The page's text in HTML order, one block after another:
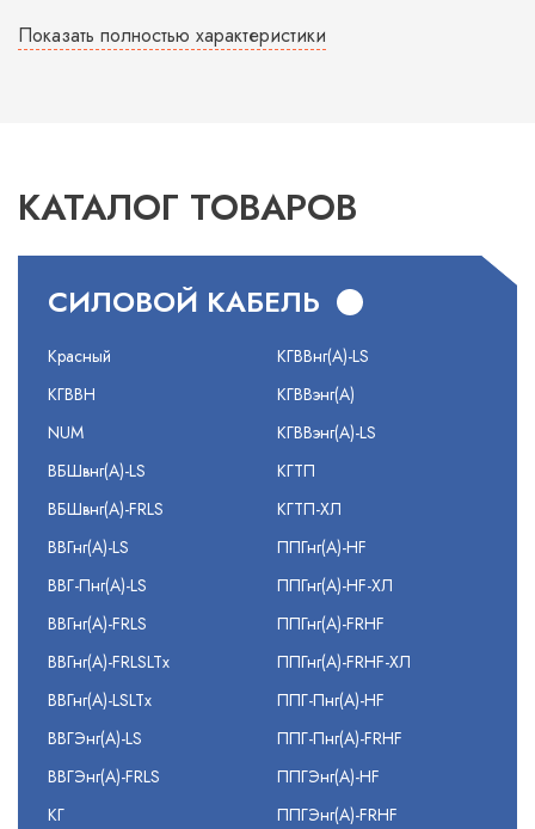
Показать полностью характеристики
КАТАЛОГ ТОВАРОВ
СИЛОВОЙ КАБЕЛЬ
Красный
КГВВН
NUM
ВБШвнг(А)-LS
ВБШвнг(А)-FRLS
ВВГнг(А)-LS
ВВГ-Пнг(А)-LS
ВВГнг(А)-FRLS
ВВГнг(А)-FRLSLTx
ВВГнг(А)-LSLTx
ВВГЭнг(А)-LS
ВВГЭнг(А)-FRLS
КГ
КГВВнг(А)-LS
КГВВэнг(А)
КГВВэнг(А)-LS
КГТП
КГТП-ХЛ
ППГнг(А)-HF
ППГнг(А)-HF-ХЛ
ППГнг(А)-FRHF
ППГнг(А)-FRHF-ХЛ
ППГ-Пнг(А)-HF
ППГ-Пнг(А)-FRHF
ППГЭнг(А)-HF
ППГЭнг(А)-FRHF